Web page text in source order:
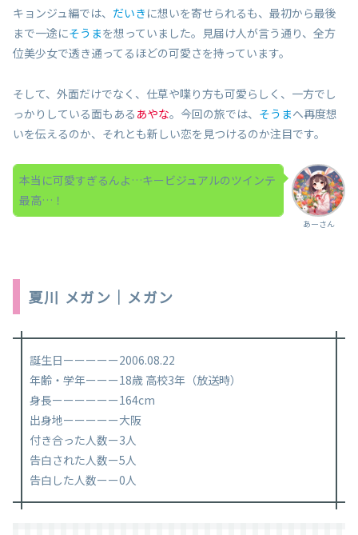
キョンジュ編では、 だいきに想いを寄せられるも、最初から最後
まで一途にそうまを想っていました。見届け人が言う通り、全方
位美少女で透き通ってるほどの可愛さを持っています。
そして、外面だけでなく、仕草や喋り方も可愛らしく、一方でし
っかりしている面もある あやな。今回の旅では、 そうまへ再度想
いを伝えるのか、それとも新しい恋を見つけるのか注目です。
あーさん
本当に可愛すぎるんよ…キービジュアルのツインテ
最高…！
夏川 メガン｜メガン
誕生日ーーーーー2006.08.22
年齢・学年ーーー18歳 高校3年（放送時）
身長ーーーーーー164cm
出身地ーーーーー大阪
付き合った人数ー3人
告白された人数ー5人
告白した人数ーー0人